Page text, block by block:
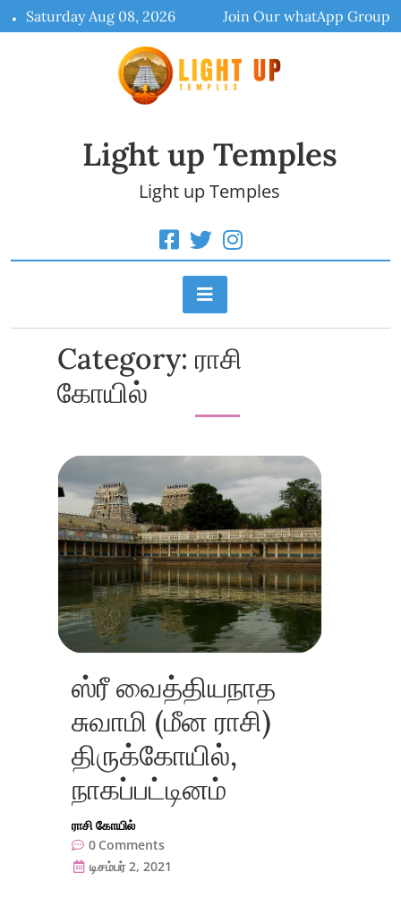
to
Saturday Aug 08, 2026 Join Our whatApp Group
Light up Temples
Light up Temples
Category: ராசி
கோயில்
ஸ்ரீ வைத்தியநாத
சுவாமி (மீன ராசி)
திருக்கோயில்,
நாகப்பட்டினம்
ராசி கோயில்
0 Comments
டிசம்பர் 2, 2021